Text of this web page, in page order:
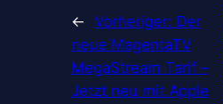
← Vorheriger: Der
neue MagentaTV
MegaStream Tarif –
Jetzt neu mit Apple